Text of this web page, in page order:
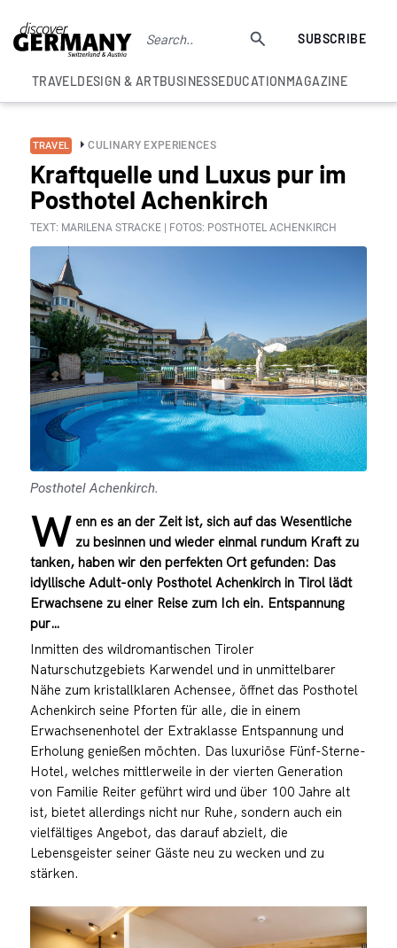
SUBSCRIBE
TRAVELDESIGN & ARTBUSINESSEDUCATIONMAGAZINE
TRAVEL CULINARY EXPERIENCES
Kraftquelle und Luxus pur im
Posthotel Achenkirch
TEXT: MARILENA STRACKE | FOTOS: POSTHOTEL ACHENKIRCH
Posthotel Achenkirch.
W enn es an der Zeit ist, sich auf das Wesentliche
zu besinnen und wieder einmal rundum Kraft zu
tanken, haben wir den perfekten Ort gefunden: Das
idyllische Adult-only Posthotel Achenkirch in Tirol lädt
Erwachsene zu einer Reise zum Ich ein. Entspannung
pur…
Inmitten des wildromantischen Tiroler
Naturschutzgebiets Karwendel und in unmittelbarer
Nähe zum kristallklaren Achensee, öffnet das Posthotel
Achenkirch seine Pforten für alle, die in einem
Erwachsenenhotel der Extraklasse Entspannung und
Erholung genießen möchten. Das luxuriöse Fünf-Sterne-
Hotel, welches mittlerweile in der vierten Generation
von Familie Reiter geführt wird und über 100 Jahre alt
ist, bietet allerdings nicht nur Ruhe, sondern auch ein
vielfältiges Angebot, das darauf abzielt, die
Lebensgeister seiner Gäste neu zu wecken und zu
stärken.